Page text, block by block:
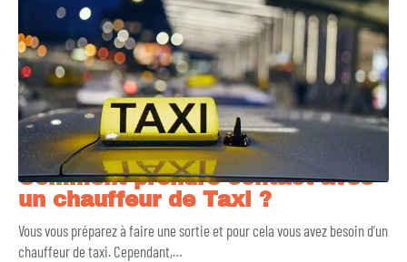
Comment prendre contact avec
un chauffeur de Taxi ?
Vous vous préparez à faire une sortie et pour cela vous avez besoin d’un
chauffeur de taxi. Cependant,…